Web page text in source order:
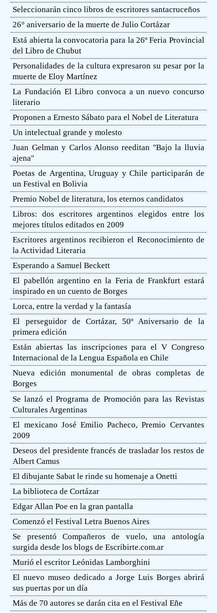
Seleccionarán cinco libros de escritores santacruceños
26° aniversario de la muerte de Julio Cortázar
Está abierta la convocatoria para la 26º Feria Provincial
del Libro de Chubut
Personalidades de la cultura expresaron su pesar por la
muerte de Eloy Martínez
La Fundación El Libro convoca a un nuevo concurso
literario
Proponen a Ernesto Sábato para el Nobel de Literatura
Un intelectual grande y molesto
Juan Gelman y Carlos Alonso reeditan ''Bajo la lluvia
ajena''
Poetas de Argentina, Uruguay y Chile participarán de
un Festival en Bolivia
Premio Nobel de literatura, los eternos candidatos
Libros: dos escritores argentinos elegidos entre los
mejores títulos editados en 2009
Escritores argentinos recibieron el Reconocimiento de
la Actividad Literaria
Esperando a Samuel Beckett
El pabellón argentino en la Feria de Frankfurt estará
inspirado en un cuento de Borges
Lorca, entre la verdad y la fantasía
El perseguidor de Cortázar, 50º Aniversario de la
primera edición
Están abiertas las inscripciones para el V Congreso
Internacional de la Lengua Española en Chile
Nueva edición monumental de obras completas de
Borges
Se lanzó el Programa de Promoción para las Revistas
Culturales Argentinas
El mexicano José Emilio Pacheco, Premio Cervantes
2009
Deseos del presidente francés de trasladar los restos de
Albert Camus
El dibujante Sabat le rinde su homenaje a Onetti
La biblioteca de Cortázar
Edgar Allan Poe en la gran pantalla
Comenzó el Festival Letra Buenos Aires
Se presentó Compañeros de vuelo, una antología
surgida desde los blogs de Escribirte.com.ar
Murió el escritor Leónidas Lamborghini
El nuevo museo dedicado a Jorge Luis Borges abrirá
sus puertas por un día
Más de 70 autores se darán cita en el Festival Eñe